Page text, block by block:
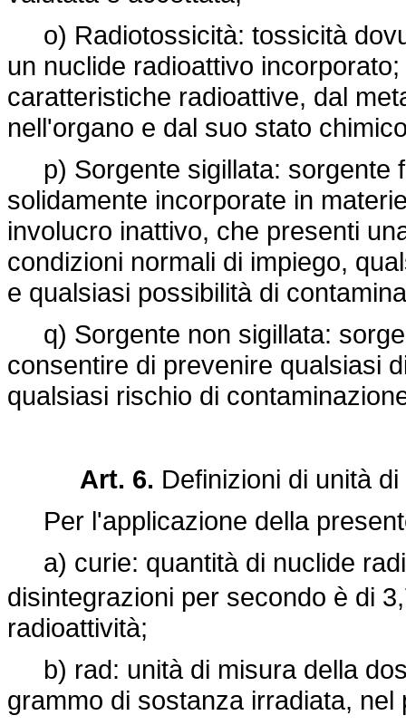
o) Radiotossicità: tossicità
un nuclide radioattivo
caratteristiche radioattive, dal
nell'organo e dal suo stato
p) Sorgente sigillata: sorgente
solidamente incorporate in
involucro inattivo, che presenti
condizioni normali di impiego,
e qualsiasi possibilità di
q) Sorgente non sigillata:
consentire di prevenire qualsiasi
qualsiasi rischio di
Art. 6. Definizioni di unità
Per l'applicazione della
a) curie: quantità di nuclide
disintegrazioni per secondo è di
radioattività;
b) rad: unità di misura della
grammo di sostanza irradiata,